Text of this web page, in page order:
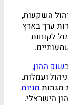
השקעות,
ערך בארץ
לקוחות
שוק ההון,
ועמלות.
מגמותמניות
הישראלי.